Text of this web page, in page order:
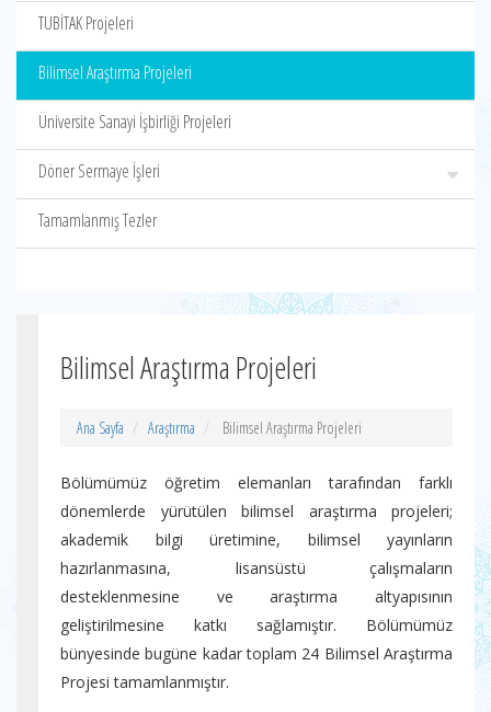
TUBİTAK Projeleri
Bilimsel Araştırma Projeleri
Üniversite Sanayi İşbirliği Projeleri
Döner Sermaye İşleri
Tamamlanmış Tezler
Bilimsel Araştırma Projeleri
Ana Sayfa Araştırma Bilimsel Araştırma Projeleri
Bölümümüz öğretim elemanları tarafından farklı
dönemlerde yürütülen bilimsel araştırma projeleri;
akademik bilgi üretimine, bilimsel yayınların
hazırlanmasına, lisansüstü çalışmaların
desteklenmesine ve araştırma altyapısının
geliştirilmesine katkı sağlamıştır. Bölümümüz
bünyesinde bugüne kadar toplam 24 Bilimsel Araştırma
Projesi tamamlanmıştır.